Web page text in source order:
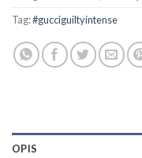
Tag:#gucciguiltyintense
OPIS